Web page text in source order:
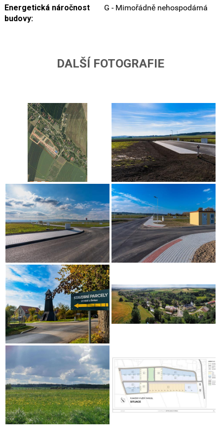
Energetická náročnost
budovy:
G - Mimořádně nehospodárná
DALŠÍ FOTOGRAFIE